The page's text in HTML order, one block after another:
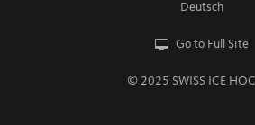
Deutsch
Go to Full Site
© 2025 SWISS ICE